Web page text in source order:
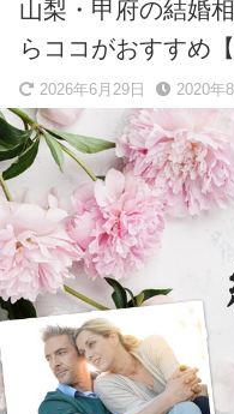
山梨・甲府の結婚
らココがおすすめ【
2026年6月29日 2020年